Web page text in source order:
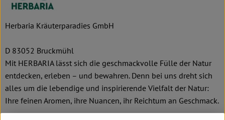
Herbaria Kräuterparadies GmbH
D 83052 Bruckmühl
Mit HERBARIA lässt sich die geschmackvolle Fülle der Natur
entdecken, erleben – und bewahren. Denn bei uns dreht sich
alles um die lebendige und inspirierende Vielfalt der Natur:
Ihre feinen Aromen, ihre Nuancen, ihr Reichtum an Geschmack.